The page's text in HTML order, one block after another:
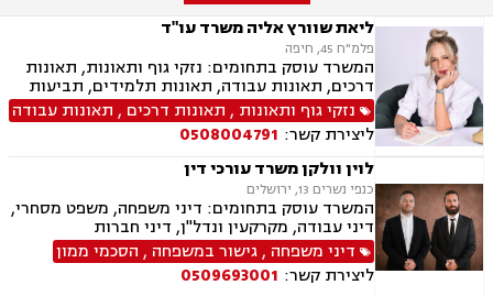
ליאת שוורץ אליה משרד עו"ד
פלמ"ח 45, חיפה
המשרד עוסק בתחומים: נזקי גוף ותאונות, תאונות
דרכים, תאונות עבודה, תאונות תלמידים, תביעות
ביטוח, תביעות ביטוח לאומי, ייפוי כוח מתמשך,
גישור.
נזקי גוף ותאונות , תאונות דרכים , תאונות עבודה
ליצירת קשר: 0508004791
לוין וולקן משרד עורכי דין
כנפי נשרים 13, ירושלים
המשרד עוסק בתחומים: דיני משפחה, משפט מסחרי,
דיני עבודה, מקרקעין ונדל"ן, דיני חברות
דיני משפחה ,גישור במשפחה , הסכמי ממון
ליצירת קשר: 0509693001